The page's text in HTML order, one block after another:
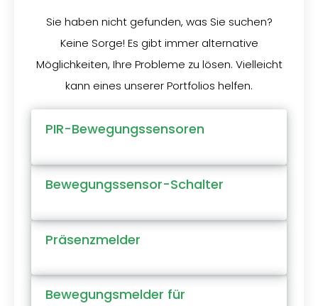
Sie haben nicht gefunden, was Sie suchen?
Keine Sorge! Es gibt immer alternative
Möglichkeiten, Ihre Probleme zu lösen. Vielleicht
kann eines unserer Portfolios helfen.
PIR-Bewegungssensoren
Bewegungssensor-Schalter
Präsenzmelder
Bewegungsmelder für